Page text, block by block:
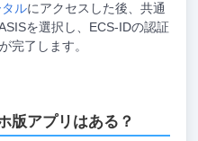
ルにアクセスした後、共通
を選択し、ECS-IDの認証
完了します。
版アプリはある？